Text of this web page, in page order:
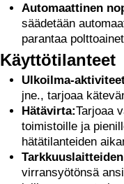
Automaattinen
säädetään
parantaa
Käyttötilanteet
Ulkoilma-
jne., tarjoaa
Hätävirta:Tarjoaa
toimistoille ja
hätätilanteiden
virransyötönsä